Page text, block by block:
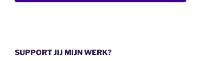
SUPPORT JIJ MIJN WERK?